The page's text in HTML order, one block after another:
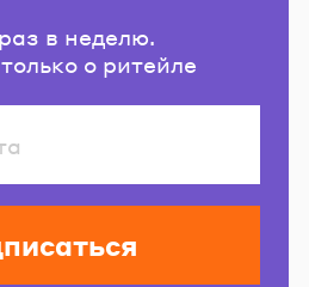
в неделю.
о ритейле